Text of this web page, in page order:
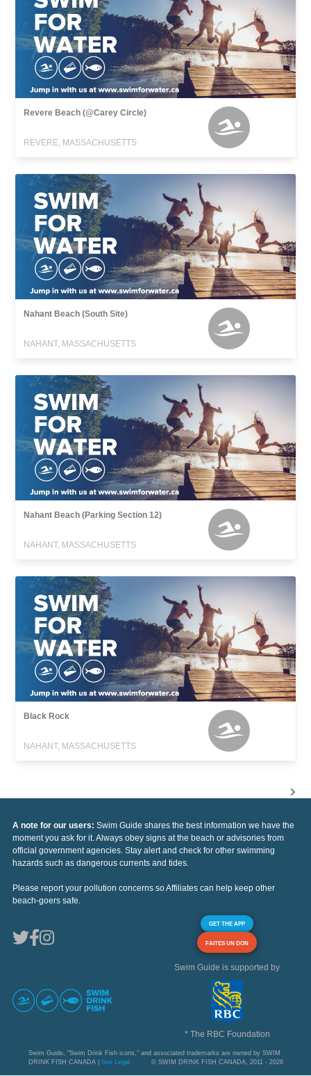
Revere Beach (@Carey Circle)
REVERE, MASSACHUSETTS
Nahant Beach (South Site)
NAHANT, MASSACHUSETTS
Nahant Beach (Parking Section 12)
NAHANT, MASSACHUSETTS
Black Rock
NAHANT, MASSACHUSETTS
A note for our users: Swim Guide shares the best information we have the
moment you ask for it. Always obey signs at the beach or advisories from
official government agencies. Stay alert and check for other swimming
hazards such as dangerous currents and tides.
Please report your pollution concerns so Affiliates can help keep other
beach-goers safe.
GET THE APP
FAITES UN DON
Swim Guide is supported by
* The RBC Foundation
Swim Guide, "Swim Drink Fish icons," and associated trademarks are owned by SWIM
DRINK FISH CANADA | See Legal © SWIM DRINK FISH CANADA, 2011 - 2026